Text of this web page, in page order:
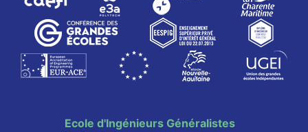
Ecole d'Ingénieurs Généralistes